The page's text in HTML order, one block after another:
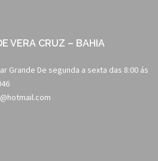
VERA CRUZ – BAHIA
Grande De segunda a sexta das 8:00 ás